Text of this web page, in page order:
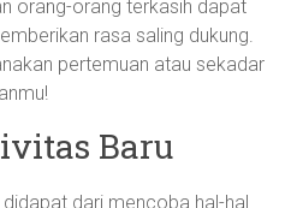
orang-orang terkasih dapat
rasa saling dukung.
pertemuan atau sekadar
Baru
dari mencoba hal-hal